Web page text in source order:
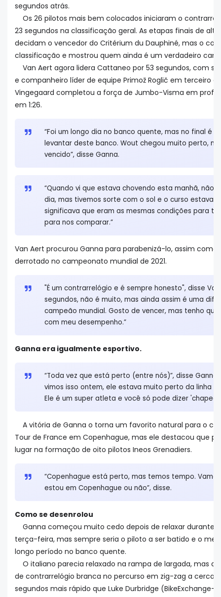
segundos atrás.
Os 26 pilotos mais bem colocados iniciaram o
23 segundos na classificação geral. As etapas finais de
decidam o vencedor do Critérium du Dauphiné, mas o
classificação e mostrou quem ainda é um verdadeiro
Van Aert agora lidera Cattaneo por 53 segundos, com
e companheiro líder de equipe Primož Roglič em terceiro a
Vingegaard completou a força de Jumbo-Visma em
em 1:26.
“Foi um longo dia no banco quente, mas no final é
levantar deste banco. Wout chegou muito perto,
vencido”, disse Ganna.
“Quando vi que estava chovendo esta manhã, não
dia, mas tivemos sorte com o sol e o curso estava
significava que eram as mesmas condições para
para nos comparar.”
Van Aert procurou Ganna para parabenizá-lo, assim como
derrotado no campeonato mundial de 2021.
"É um contrarrelógio e é sempre honesto", disse
segundos, não é muito, mas ainda assim é uma
campeão mundial. Gosto de vencer, mas tenho
com meu desempenho.”
Ganna era igualmente esportivo.
“Toda vez que está perto (entre nós)”, disse
vimos isso ontem, ele estava muito perto da linha
Ele é um super atleta e você só pode dizer
A vitória de Ganna o torna um favorito natural para o
Tour de France em Copenhague, mas ele destacou que
lugar na formação de oito pilotos Ineos Grenadiers.
“Copenhague está perto, mas temos tempo.
estou em Copenhague ou não”, disse.
Como se desenrolou
Ganna começou muito cedo depois de relaxar durante
terça-feira, mas sempre seria o piloto a ser batido e o
longo período no banco quente.
O italiano parecia relaxado na rampa de largada, mas
de contrarrelógio branca no percurso em zig-zag a cerca
segundos mais rápido que Luke Durbridge